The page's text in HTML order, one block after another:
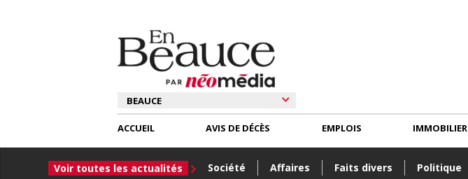
ACCUEIL
Voir toutes les actualités Société Affaires Faits divers Politique
AVIS DE DÉCÈS EMPLOIS IMMOBILIER